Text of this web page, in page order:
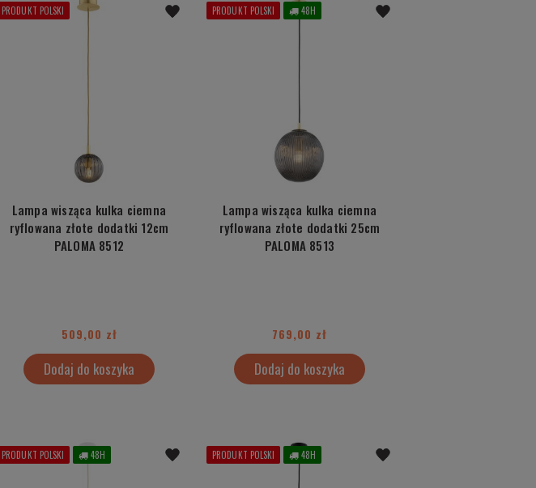
Lampa wisząca kulka ciemna
ryflowana złote dodatki 12cm
PALOMA 8512
509,00 zł
Dodaj do koszyka
PRODUKT POLSKI
Lampa wisząca kulka ciemna
ryflowana złote dodatki 25cm
PALOMA 8513
769,00 zł
Dodaj do koszyka
PRODUKT POLSKI 48H
PRODUKT POLSKI 48H PRODUKT POLSKI 48H